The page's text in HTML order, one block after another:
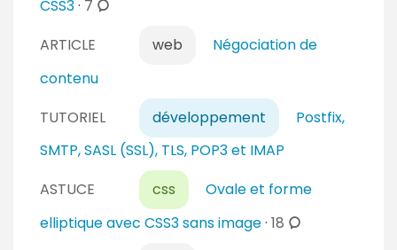
CSS3· 7 c
m
m
n
a
i
e
ARTICLE web
Négociation de
contenu
TUTORIEL
développement
Postfix,
SMTP, SASL (SSL), TLS, POP3 et IMAP
ASTUCE
css
Ovale et forme
elliptique avec CSS3 sans image· 18 c